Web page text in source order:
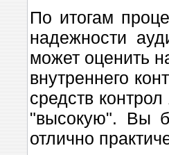
По итогам
надежности
может оценить
внутреннего
средств
"высокую". Вы
отлично